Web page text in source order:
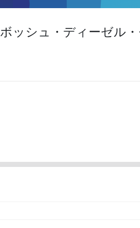
ボッシュ・ディーゼル